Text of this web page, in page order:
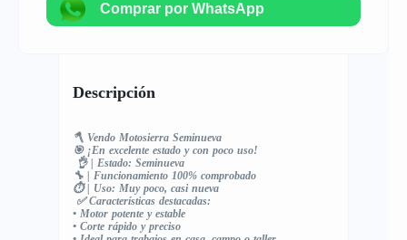
Comprar por WhatsApp
Descripción
🪓 Vendo Motosierra Seminueva
🎯 ¡En excelente estado y con poco uso!
👌 | Estado: Seminueva
🔧 | Funcionamiento 100% comprobado
⏱️ | Uso: Muy poco, casi nueva
✅ Características destacadas:
• Motor potente y estable
• Corte rápido y preciso